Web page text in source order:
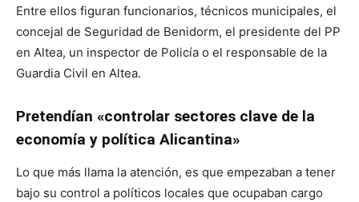
Entre ellos figuran funcionarios, técnicos municipales, el
concejal de Seguridad de Benidorm, el presidente del PP
en Altea, un inspector de Policía o el responsable de la
Guardia Civil en Altea.
Pretendían «controlar sectores clave de la
economía y política Alicantina»
Lo que más llama la atención, es que empezaban a tener
bajo su control a políticos locales que ocupaban cargo